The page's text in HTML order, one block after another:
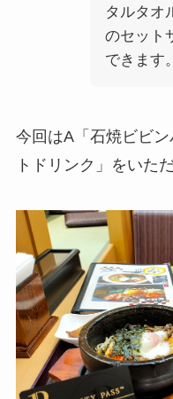
タルタオ
のセット
できます。
今回はA「石焼ビビ
トドリンク」をいた